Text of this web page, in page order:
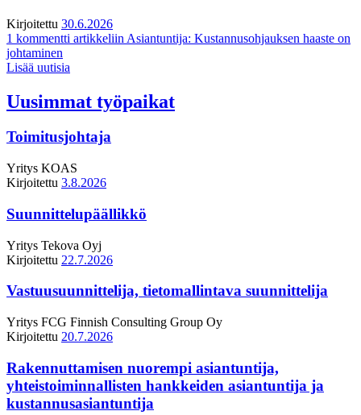
Kirjoitettu 30.6.2026
1 kommentti artikkeliin Asiantuntija: Kustannusohjauksen haaste on
johtaminen
Lisää uutisia
Uusimmat työpaikat
Toimitusjohtaja
Yritys KOAS
Kirjoitettu 3.8.2026
Suunnittelupäällikkö
Yritys Tekova Oyj
Kirjoitettu 22.7.2026
Vastuusuunnittelija, tietomallintava suunnittelija
Yritys FCG Finnish Consulting Group Oy
Kirjoitettu 20.7.2026
Rakennuttamisen nuorempi asiantuntija,
yhteistoiminnallisten hankkeiden asiantuntija ja
kustannusasiantuntija